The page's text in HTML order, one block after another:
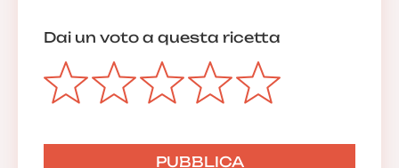
Dai un voto a questa ricetta